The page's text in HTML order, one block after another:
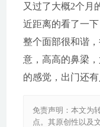
又过了大概2个月
近距离的看了一
整个面部很和谐
意，高高的鼻梁
的感觉，出门还
免责声明：本文为
点。其原创性以及